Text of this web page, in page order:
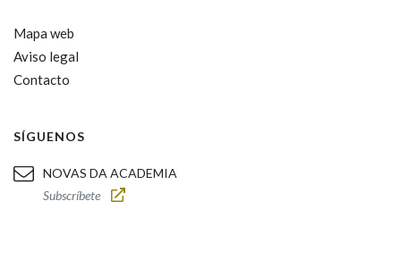
Mapa web
Aviso legal
Contacto
SÍGUENOS
NOVAS DA ACADEMIA
Subscríbete